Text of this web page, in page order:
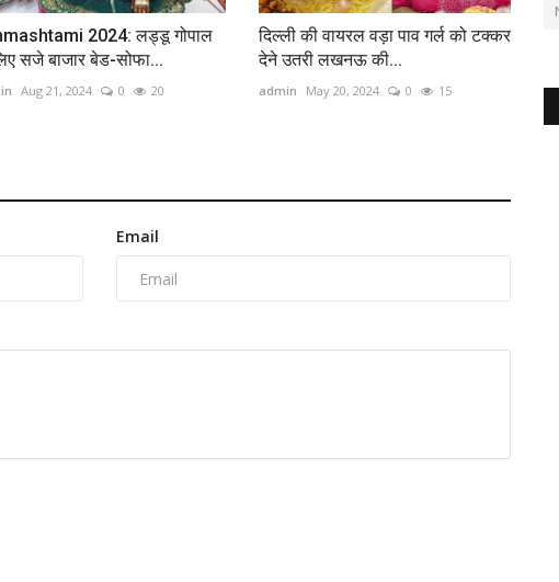
2024: लड्डू गोपाल
सजे बाजार बेड-सोफा...
Aug 21, 2024 0 20
दिल्ली की वायरल वड़ा पाव गर्ल को टक्कर
देने उतरी लखनऊ की...
admin May 20, 2024 0 15
Email